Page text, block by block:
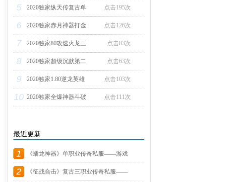
5 点击195次
2020独家纵天传复古单
6 点击126次
2020独家赤月神器打金
7 点击83次
2020独家80攻速火龙三
8 点击63次
2020独家超级沉默第二
9 点击103次
2020独家1.80逆龙英雄
10 点击111次
2020独家全爆神器斗破
最近更新
1 《蟠龙神器》单职业传奇私服——游戏
测
2 《征战合击》复古三职业传奇私服——